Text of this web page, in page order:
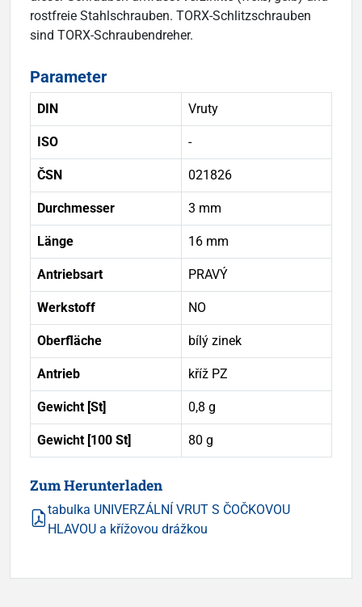
rostfreie Stahlschrauben. TORX-Schlitzschrauben
sind TORX-Schraubendreher.
Parameter
DIN Vruty
ISO -
ČSN 021826
Durchmesser 3 mm
Länge 16 mm
Antriebsart PRAVÝ
Werkstoff NO
Oberfläche bílý zinek
Antrieb kříž PZ
Gewicht [St] 0,8 g
Gewicht [100 St] 80 g
Zum Herunterladen
tabulka UNIVERZÁLNÍ VRUT S ČOČKOVOU
HLAVOU a křížovou drážkou